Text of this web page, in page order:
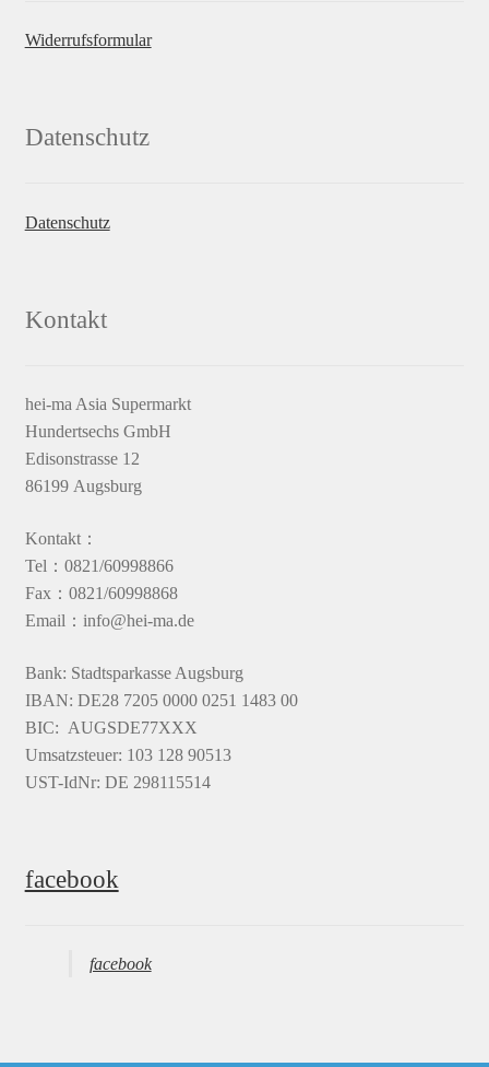
Widerrufsformular
Datenschutz
Datenschutz
Kontakt
hei-ma Asia Supermarkt
Hundertsechs GmbH
Edisonstrasse 12
86199 Augsburg
Kontakt：
Tel：0821/60998866
Fax：0821/60998868
Email：info@hei-ma.de
Bank: Stadtsparkasse Augsburg
IBAN: DE28 7205 0000 0251 1483 00
BIC: AUGSDE77XXX
Umsatzsteuer: 103 128 90513
UST-IdNr: DE 298115514
facebook
facebook